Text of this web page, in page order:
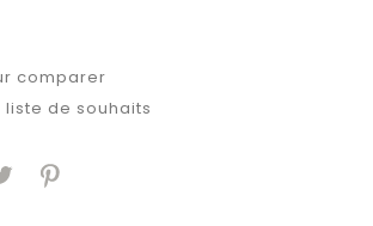
comparer
de souhaits